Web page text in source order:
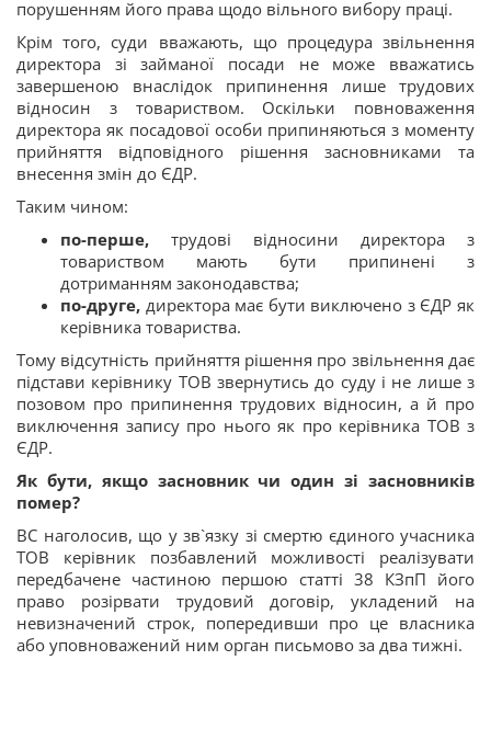
порушенням його права щодо вільного вибору праці.
Крім того, суди вважають, що процедура звільнення
директора зі займаної посади не може вважатись
завершеною внаслідок припинення лише трудових
відносин з товариством. Оскільки повноваження
директора як посадової особи припиняються з моменту
прийняття відповідного рішення засновниками та
внесення змін до ЄДР.
Таким чином:
по-перше, трудові відносини директора з
товариством мають бути припинені з
дотриманням законодавства;
по-друге, директора має бути виключено з ЄДР як
керівника товариства.
Тому відсутність прийняття рішення про звільнення дає
підстави керівнику ТОВ звернутись до суду і не лише з
позовом про припинення трудових відносин, а й про
виключення запису про нього як про керівника ТОВ з
ЄДР.
Як бути, якщо засновник чи один зі засновників
помер?
ВС наголосив, що у зв`язку зі смертю єдиного учасника
ТОВ керівник позбавлений можливості реалізувати
передбачене частиною першою статті 38 КЗпП його
право розірвати трудовий договір, укладений на
невизначений строк, попередивши про це власника
або уповноважений ним орган письмово за два тижні.